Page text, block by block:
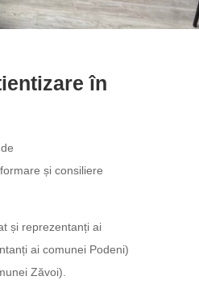
în
și consiliere
și reprezentanți ai
ai comunei Podeni)
Zăvoi).